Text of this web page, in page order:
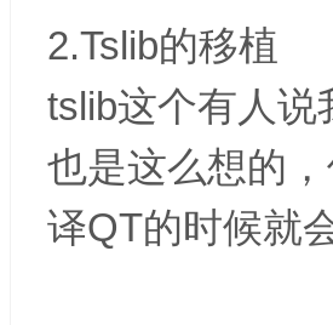
2.Tslib的移植
tslib这个有人说
也是这么想的
译QT的时候就